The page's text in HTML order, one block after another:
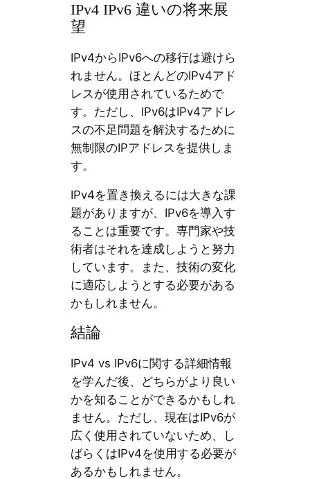
IPv4 IPv6 違いの将来展
望
IPv4からIPv6への移行は避けら
れません。ほとんどのIPv4アド
レスが使用されているためで
す。ただし、IPv6はIPv4アドレ
スの不足問題を解決するために
無制限のIPアドレスを提供しま
す。
IPv4を置き換えるには大きな課
題がありますが、IPv6を導入す
ることは重要です。専門家や技
術者はそれを達成しようと努力
しています。また、技術の変化
に適応しようとする必要がある
かもしれません。
結論
IPv4 vs IPv6に関する詳細情報
を学んだ後、どちらがより良い
かを知ることができるかもしれ
ません。ただし、現在はIPv6が
広く使用されていないため、し
ばらくはIPv4を使用する必要が
あるかもしれません。